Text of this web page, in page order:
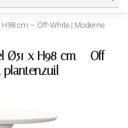
cm – Off-White | Moderne
x H98 cm – Off-